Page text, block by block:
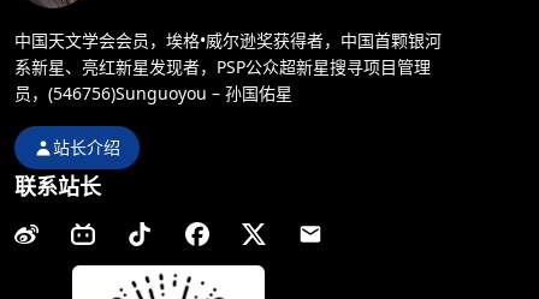
中国天文学会会员，埃格•威尔逊奖获得者，中国首颗银河
系新星、亮红新星发现者，PSP公众超新星搜寻项目管理
员，(546756)Sunguoyou – 孙国佑星
站长介绍
联系站长